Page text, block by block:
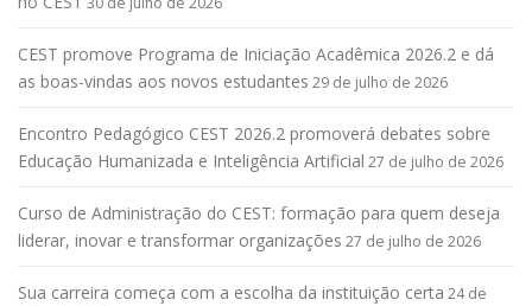
CEST promove Programa de Iniciação Acadêmica 2026.2 e dá
as boas-vindas aos novos estudantes 29 de julho de 2026
Encontro Pedagógico CEST 2026.2 promoverá debates sobre
Educação Humanizada e Inteligência Artificial 27 de julho de 2026
Curso de Administração do CEST: formação para quem deseja
liderar, inovar e transformar organizações 27 de julho de 2026
Sua carreira começa com a escolha da instituição certa 24 de